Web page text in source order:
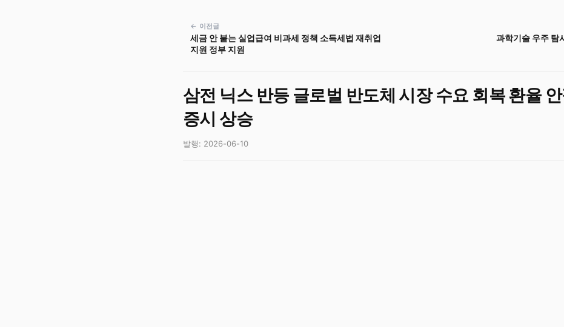
← 이전글
세금 안 붙는 실업급여 비과세 정책 소득세법 재취업
지원 정부 지원
과학기술 우주 탐
삼전 닉스 반등 글로벌 반도체 시장 수요 회복 환율
증시 상승
발행: 2026-06-10